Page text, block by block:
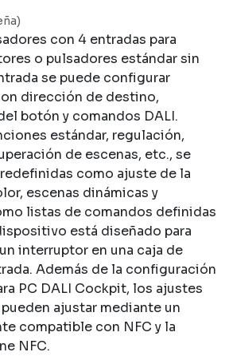
con 4 entradas para
o pulsadores estándar sin
se puede configurar
dirección de destino,
botón y comandos DALI.
estándar, regulación,
de escenas, etc., se
como ajuste de la
escenas dinámicas y
listas de comandos definidas
está diseñado para
interruptor en una caja de
Además de la configuración
PC DALI Cockpit, los ajustes
ajustar mediante un
compatible con NFC y la
NFC.